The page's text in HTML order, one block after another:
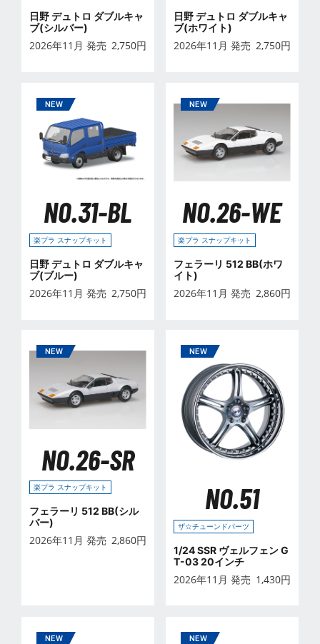
日野 デュトロ ダブルキャ
ブ(シルバー)
2026年11月 発売 2,750円
日野 デュトロ ダブルキャ
ブ(ホワイト)
2026年11月 発売 2,750円
NO.31-BL
楽プラ スナップキット
日野 デュトロ ダブルキャ
ブ(ブルー)
2026年11月 発売 2,750円
NO.26-WE
楽プラ スナップキット
フェラーリ 512 BB(ホワ
イト)
2026年11月 発売 2,860円
NO.26-SR
楽プラ スナップキット
フェラーリ 512 BB(シル
バー)
2026年11月 発売 2,860円
NO.51
ザ☆チューンドパーツ
1/24 SSR ヴェルフェン G
T-03 20インチ
2026年11月 発売 1,430円